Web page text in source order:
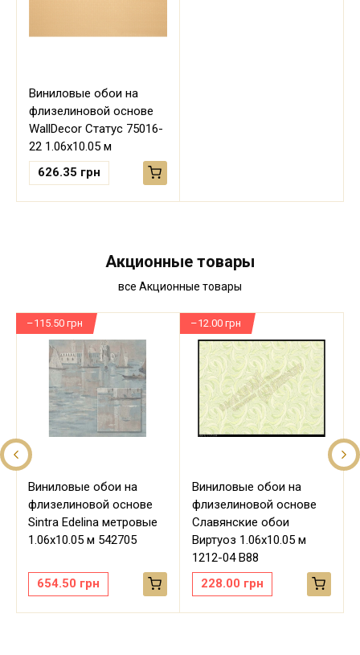
Виниловые обои на
флизелиновой основе
WallDecor Статус 75016-
22 1.06х10.05 м
626.35 грн
Акционные товары
все Акционные товары
Виниловые обои на
флизелиновой основе
Sintra Edelina метровые
1.06х10.05 м 542705
654.50 грн
–115.50 грн
Виниловые обои на
флизелиновой основе
Славянские обои
Виртуоз 1.06х10.05 м
1212-04 В88
228.00 грн
–12.00 грн